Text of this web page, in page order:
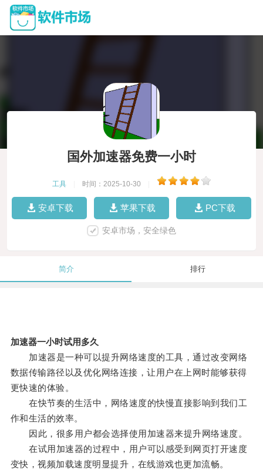
国外加速器免费一小时
工具 时间：2025-10-30
安卓下载 苹果下载 PC下载
安卓市场，安全绿色
简介 排行
加速器一小时试用多久
加速器是一种可以提升网络速度的工具，通过改变网络
数据传输路径以及优化网络连接，让用户在上网时能够获得
更快速的体验。
在快节奏的生活中，网络速度的快慢直接影响到我们工
作和生活的效率。
因此，很多用户都会选择使用加速器来提升网络速度。
在试用加速器的过程中，用户可以感受到网页打开速度
变快，视频加载速度明显提升，在线游戏也更加流畅。